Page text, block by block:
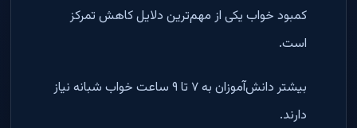
کمبود خواب یکی از مهم‌ترین دلایل کاهش تمرکز
است.
بیشتر دانش‌آموزان به ۷ تا ۹ ساعت خواب شبانه نیاز
دارند.